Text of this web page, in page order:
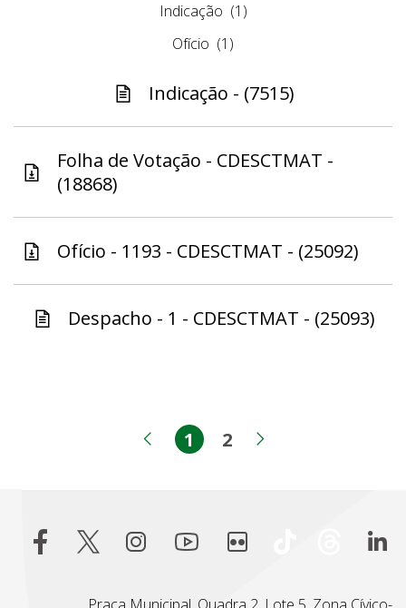
Indicação (1)
Ofício (1)
Indicação - (7515)
Folha de Votação - CDESCTMAT -
(18868)
Ofício - 1193 - CDESCTMAT - (25092)
Despacho - 1 - CDESCTMAT - (25093)
Página anterior
Página
1 Página
2